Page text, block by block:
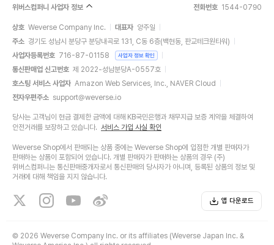
위버스컴퍼니 사업자 정보 전화번호 1544-0790
상호 Weverse Company Inc. 대표자 양주일
주소 경기도 성남시 분당구 분당내곡로 131, C동 6층(백현동, 판교테크원타워)
사업자등록번호 716-87-01158 사업자 정보 확인
통신판매업 신고번호 제 2022-성남분당A-0557호
호스팅 서비스 사업자 Amazon Web Services, Inc., NAVER Cloud
전자우편주소 support@weverse.io
당사는 고객님이 현금 결제한 금액에 대해 KB국민은행과 채무지급 보증 계약을 체결하여
안전거래를 보장하고 있습니다. 서비스 가입 사실 확인
Weverse Shop에서 판매되는 상품 중에는 Weverse Shop에 입점한 개별 판매자가
판매하는 상품이 포함되어 있습니다. 개별 판매자가 판매하는 상품의 경우 (주)
위버스컴퍼니는 통신판매중개자로서 통신판매의 당사자가 아니며, 등록된 상품의 정보 및
거래에 대해 책임을 지지 않습니다.
앱 다운로드
© 2026 Weverse Company Inc. or its affiliates (Weverse Japan Inc. &